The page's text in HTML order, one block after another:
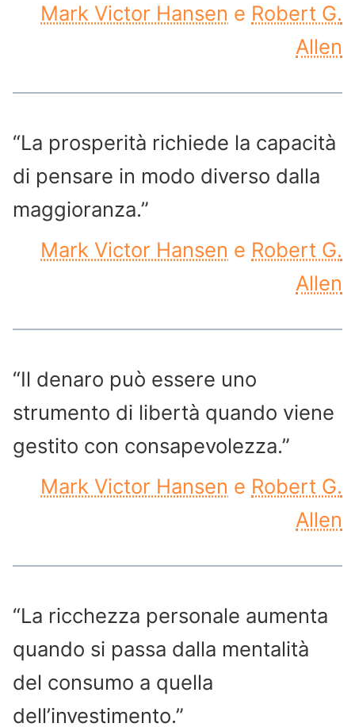
Mark Victor Hansen e Robert G.
Allen
“La prosperità richiede la capacità
di pensare in modo diverso dalla
maggioranza.”
Mark Victor Hansen e Robert G.
Allen
“Il denaro può essere uno
strumento di libertà quando viene
gestito con consapevolezza.”
Mark Victor Hansen e Robert G.
Allen
“La ricchezza personale aumenta
quando si passa dalla mentalità
del consumo a quella
dell’investimento.”